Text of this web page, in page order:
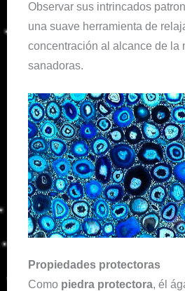
Observar sus intrincados
una suave herramienta de
concentración al alcance de la
sanadoras.
Propiedades protectoras
Como piedra protectora, él